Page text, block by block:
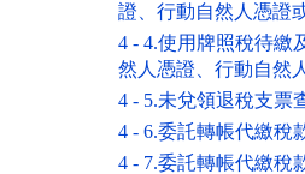
證、行動自然人憑證
4 - 4.使用牌照稅待繳
然人憑證、行動自然
4 - 5.未兌領退稅支票
4 - 6.委託轉帳代繳稅
4 - 7.委託轉帳代繳稅